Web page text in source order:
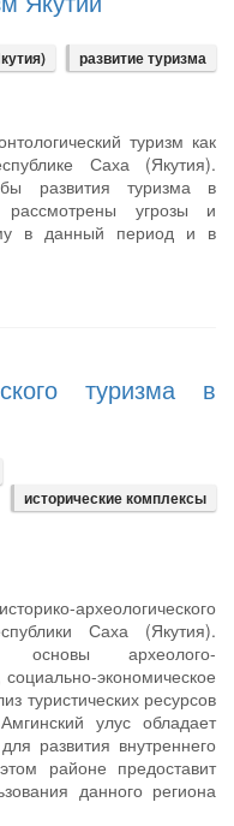
развитие туризма
туризм как
Саха (Якутия).
развития туризма в
угрозы и
в данный период и в
туризма в
исторические комплексы
археологического
Саха (Якутия).
основы археолого-
экономическое
туристических ресурсов
улус обладает
развития внутреннего
районе предоставит
данного региона